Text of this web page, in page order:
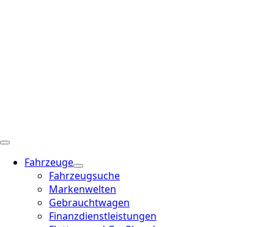
Fahrzeuge
Fahrzeugsuche
Markenwelten
Gebrauchtwagen
Finanzdienstleistungen